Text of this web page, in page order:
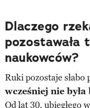
Dlaczego
pozostawała
naukowców?
Ruki pozostaje słabo
wcześniej nie
Od lat 30. ubiegłego